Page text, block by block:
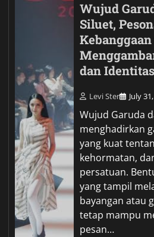
Wujud
Siluet,
dan
Levi Ster July
Wujud Garuda
menghadirkan
yang kuat
kehormatan,
persatuan.
yang tampil
bayangan atau
tetap mampu
pesan…